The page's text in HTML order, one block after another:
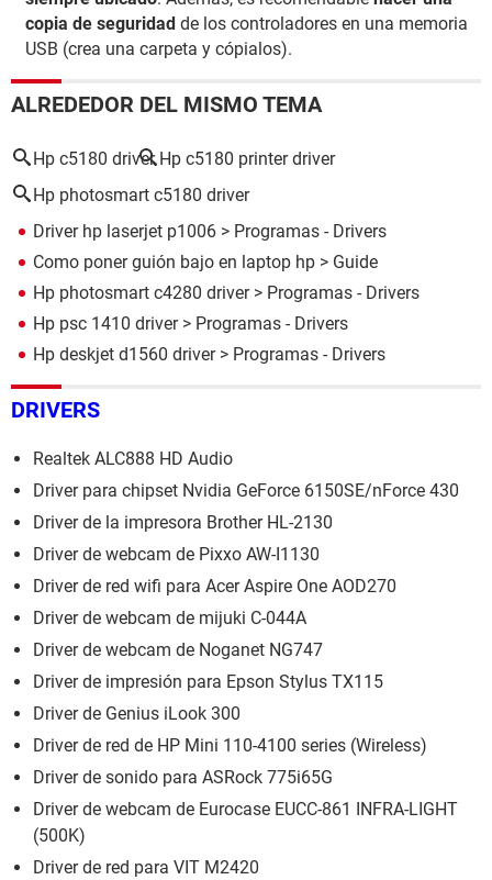
copia de seguridad de los controladores en una memoria
USB (crea una carpeta y cópialos).
ALREDEDOR DEL MISMO TEMA
Hp c5180 driver Hp c5180 printer driver
Hp photosmart c5180 driver
Driver hp laserjet p1006 > Programas - Drivers
Como poner guión bajo en laptop hp > Guide
Hp photosmart c4280 driver> Programas - Drivers
Hp psc 1410 driver> Programas - Drivers
Hp deskjet d1560 driver> Programas - Drivers
DRIVERS
Realtek ALC888 HD Audio
Driver para chipset Nvidia GeForce 6150SE/nForce 430
Driver de la impresora Brother HL-2130
Driver de webcam de Pixxo AW-I1130
Driver de red wifi para Acer Aspire One AOD270
Driver de webcam de mijuki C-044A
Driver de webcam de Noganet NG747
Driver de impresión para Epson Stylus TX115
Driver de Genius iLook 300
Driver de red de HP Mini 110-4100 series (Wireless)
Driver de sonido para ASRock 775i65G
Driver de webcam de Eurocase EUCC-861 INFRA-LIGHT
(500K)
Driver de red para VIT M2420